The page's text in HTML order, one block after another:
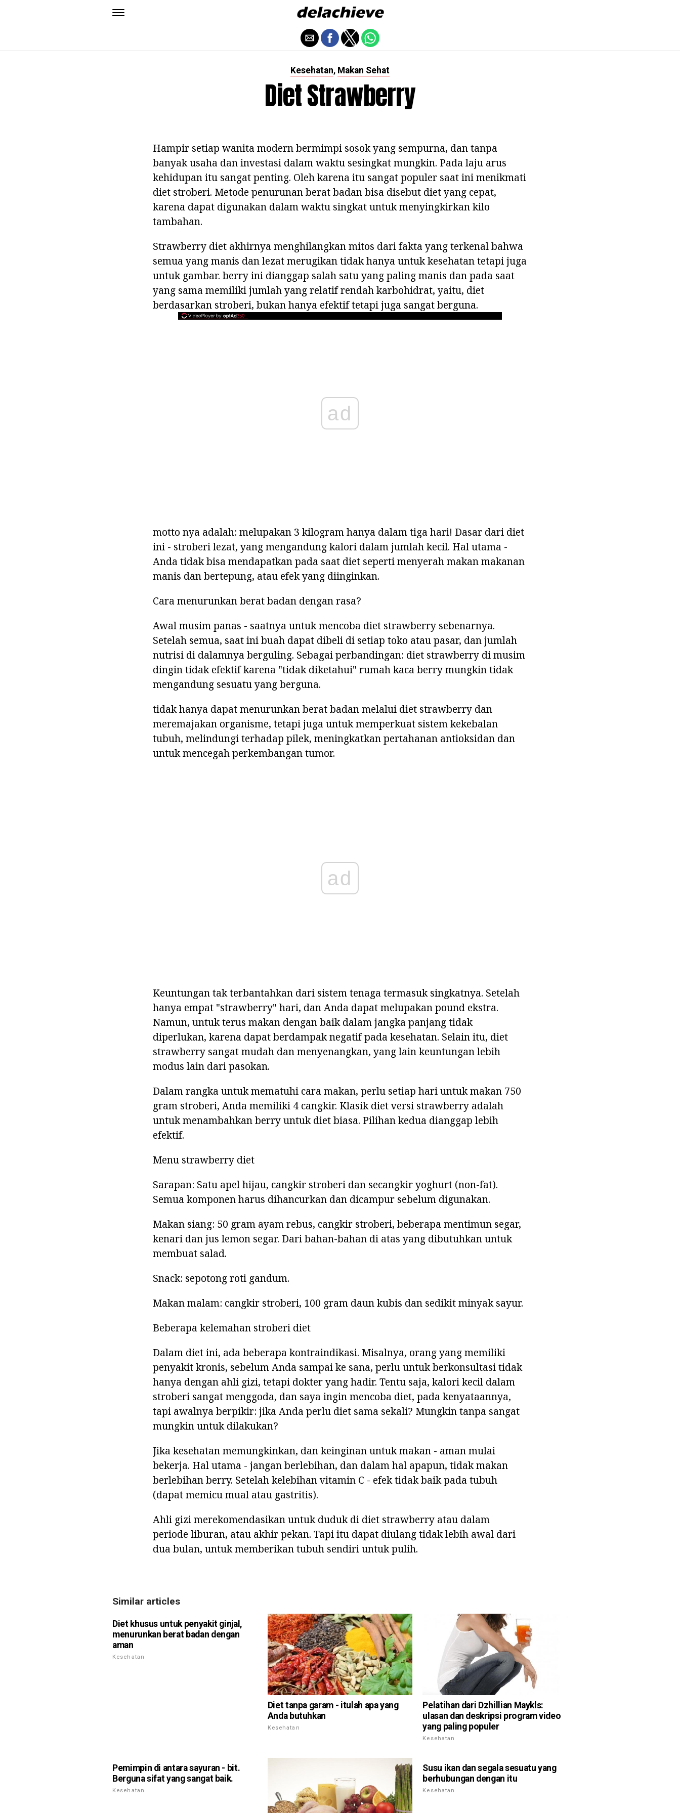
Kesehatan, Makan Sehat
Diet Strawberry
Hampir setiap wanita modern bermimpi sosok yang sempurna, dan tanpa
banyak usaha dan investasi dalam waktu sesingkat mungkin. Pada laju arus
kehidupan itu sangat penting. Oleh karena itu sangat populer saat ini menikmati
diet stroberi. Metode penurunan berat badan bisa disebut diet yang cepat,
karena dapat digunakan dalam waktu singkat untuk menyingkirkan kilo
tambahan.
Strawberry diet akhirnya menghilangkan mitos dari fakta yang terkenal bahwa
semua yang manis dan lezat merugikan tidak hanya untuk kesehatan tetapi juga
untuk gambar. berry ini dianggap salah satu yang paling manis dan pada saat
yang sama memiliki jumlah yang relatif rendah karbohidrat, yaitu, diet
berdasarkan stroberi, bukan hanya efektif tetapi juga sangat berguna.
ad
motto nya adalah: melupakan 3 kilogram hanya dalam tiga hari! Dasar dari diet
ini - stroberi lezat, yang mengandung kalori dalam jumlah kecil. Hal utama -
Anda tidak bisa mendapatkan pada saat diet seperti menyerah makan makanan
manis dan bertepung, atau efek yang diinginkan.
Cara menurunkan berat badan dengan rasa?
Awal musim panas - saatnya untuk mencoba diet strawberry sebenarnya.
Setelah semua, saat ini buah dapat dibeli di setiap toko atau pasar, dan jumlah
nutrisi di dalamnya berguling. Sebagai perbandingan: diet strawberry di musim
dingin tidak efektif karena "tidak diketahui" rumah kaca berry mungkin tidak
mengandung sesuatu yang berguna.
tidak hanya dapat menurunkan berat badan melalui diet strawberry dan
meremajakan organisme, tetapi juga untuk memperkuat sistem kekebalan
tubuh, melindungi terhadap pilek, meningkatkan pertahanan antioksidan dan
untuk mencegah perkembangan tumor.
ad
Keuntungan tak terbantahkan dari sistem tenaga termasuk singkatnya. Setelah
hanya empat "strawberry" hari, dan Anda dapat melupakan pound ekstra.
Namun, untuk terus makan dengan baik dalam jangka panjang tidak
diperlukan, karena dapat berdampak negatif pada kesehatan. Selain itu, diet
strawberry sangat mudah dan menyenangkan, yang lain keuntungan lebih
modus lain dari pasokan.
Dalam rangka untuk mematuhi cara makan, perlu setiap hari untuk makan 750
gram stroberi, Anda memiliki 4 cangkir. Klasik diet versi strawberry adalah
untuk menambahkan berry untuk diet biasa. Pilihan kedua dianggap lebih
efektif.
Menu strawberry diet
Sarapan: Satu apel hijau, cangkir stroberi dan secangkir yoghurt (non-fat).
Semua komponen harus dihancurkan dan dicampur sebelum digunakan.
Makan siang: 50 gram ayam rebus, cangkir stroberi, beberapa mentimun segar,
kenari dan jus lemon segar. Dari bahan-bahan di atas yang dibutuhkan untuk
membuat salad.
Snack: sepotong roti gandum.
Makan malam: cangkir stroberi, 100 gram daun kubis dan sedikit minyak sayur.
Beberapa kelemahan stroberi diet
Dalam diet ini, ada beberapa kontraindikasi. Misalnya, orang yang memiliki
penyakit kronis, sebelum Anda sampai ke sana, perlu untuk berkonsultasi tidak
hanya dengan ahli gizi, tetapi dokter yang hadir. Tentu saja, kalori kecil dalam
stroberi sangat menggoda, dan saya ingin mencoba diet, pada kenyataannya,
tapi awalnya berpikir: jika Anda perlu diet sama sekali? Mungkin tanpa sangat
mungkin untuk dilakukan?
Jika kesehatan memungkinkan, dan keinginan untuk makan - aman mulai
bekerja. Hal utama - jangan berlebihan, dan dalam hal apapun, tidak makan
berlebihan berry. Setelah kelebihan vitamin C - efek tidak baik pada tubuh
(dapat memicu mual atau gastritis).
Ahli gizi merekomendasikan untuk duduk di diet strawberry atau dalam
periode liburan, atau akhir pekan. Tapi itu dapat diulang tidak lebih awal dari
dua bulan, untuk memberikan tubuh sendiri untuk pulih.
Similar articles
Diet khusus untuk penyakit ginjal,
menurunkan berat badan dengan
aman
Kesehatan
Diet tanpa garam - itulah apa yang
Anda butuhkan
Kesehatan
Pelatihan dari Dzhillian Maykls:
ulasan dan deskripsi program video
yang paling populer
Kesehatan
Pemimpin di antara sayuran - bit.
Berguna sifat yang sangat baik.
Kesehatan
Susu ikan dan segala sesuatu yang
berhubungan dengan itu
Kesehatan